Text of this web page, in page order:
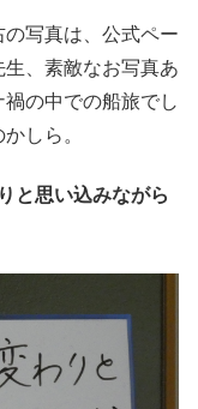
写真は、公式ペー
、素敵なお写真あ
の中での船旅でし
しら。
と思い込みながら